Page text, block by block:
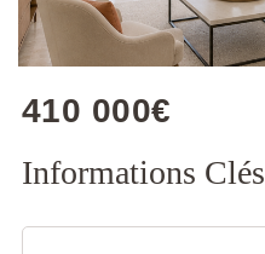
410 000€
Informations Clés